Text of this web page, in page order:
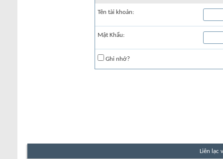
Tên tài khoản:
Mật Khẩu:
Ghi nhớ?
Liên lạc